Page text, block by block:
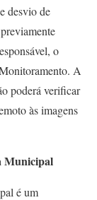
desvio de
o
A
poderá verificar
às imagens
Municipal
é um